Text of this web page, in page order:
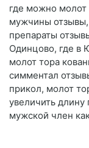
где можно молот
мужчины
препараты
Одинцово, где в
молот тора
симментал
прикол, молот
увеличить
мужской член